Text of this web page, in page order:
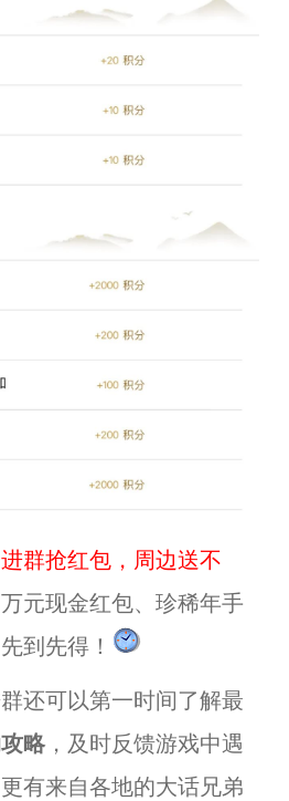
群抢红包，周边送不
元现金红包、珍稀年手
到先得！
可以第一时间了解最
略，及时反馈游戏中遇
更有来自各地的大话兄弟